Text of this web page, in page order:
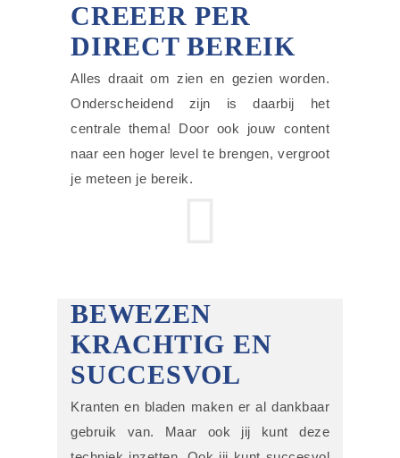
CREEER PER
DIRECT BEREIK
Alles draait om zien en gezien worden.
Onderscheidend zijn is daarbij het
centrale thema! Door ook jouw content
naar een hoger level te brengen, vergroot
je meteen je bereik.
BEWEZEN
KRACHTIG EN
SUCCESVOL
Kranten en bladen maken er al dankbaar
gebruik van. Maar ook jij kunt deze